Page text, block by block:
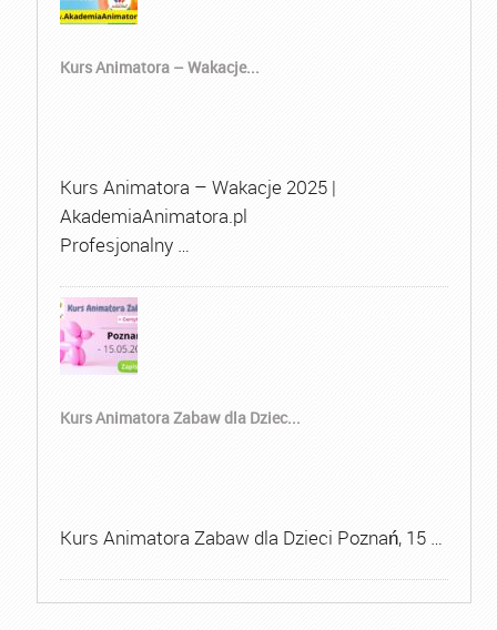
Kurs Animatora – Wakacje...
Kurs Animatora – Wakacje 2025 |
AkademiaAnimatora.pl
Profesjonalny …
Kurs Animatora Zabaw dla Dziec...
Kurs Animatora Zabaw dla Dzieci Poznań, 15 …